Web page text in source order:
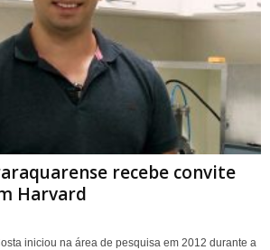
recebe convite
Harvard
iniciou na área de pesquisa em 2012 durante a